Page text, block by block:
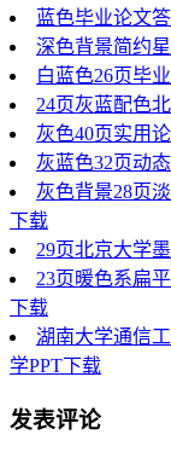
蓝色毕业论文
深色背景简约
白蓝色26页毕
24页灰蓝配色
灰色40页实用
灰蓝色32页动
灰色背景28页
下载
29页北京大学
23页暖色系扁
下载
湖南大学通信
学PPT下载
发表评论